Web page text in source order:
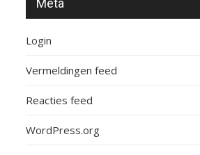
Meta
Login
Vermeldingen feed
Reacties feed
WordPress.org